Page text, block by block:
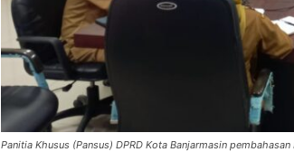
Panitia Khusus (Pansus) DPRD Kota Banjarmasin